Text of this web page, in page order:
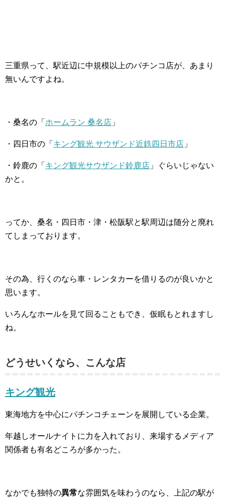
三重県って、駅近辺に中規模以上のパチンコ店が、あまり
無いんですよね。
・桑名の「 ホームラン 桑名店 」
・四日市の「 キング観光 サウザンド近鉄四日市店 」
・鈴鹿の「 キング観光サウザンド鈴鹿店 」ぐらいじゃない
かと。
ってか、桑名・四日市・津・松阪駅と駅周辺は随分と廃れ
てしまっております。
その為、行くのなら車・レンタカーを借りるのが良いかと
思います。
いろんなホールを見て回ることもでき、仮眠もとれますし
ね。
どうせいくなら、こんな店
キング観光
東海地方を中心にパチンコチェーンを展開している企業。
年越しオールナイトに力を入れており、来場するメディア
関係者も有名どころが多かった。
なかでも独特の異常な雰囲気を味わうのなら、上記の駅が